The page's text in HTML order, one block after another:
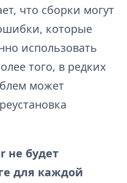
что сборки могут
которые
использовать
того, в редких
может
не будет
для каждой